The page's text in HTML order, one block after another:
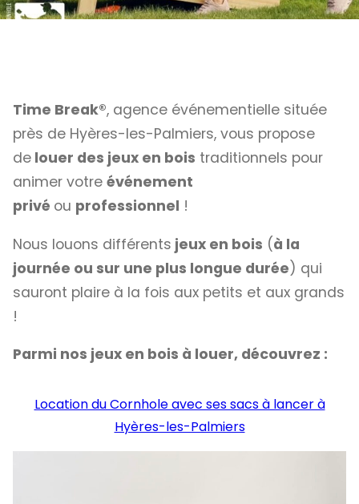
Time Break®, agence événementielle située
près de Hyères-les-Palmiers, vous propose
de louer des jeux en bois traditionnels pour
animer votre événement
privé ou professionnel !
Nous louons différents jeux en bois (à la
journée ou sur une plus longue durée) qui
sauront plaire à la fois aux petits et aux grands
!
Parmi nos jeux en bois à louer, découvrez :
Location du Cornhole avec ses sacs à lancer à
Hyères-les-Palmiers